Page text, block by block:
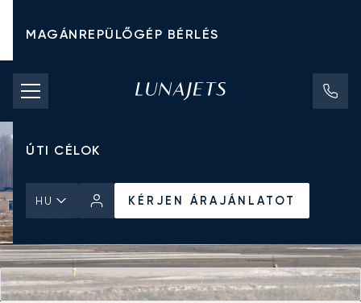
MAGÁNREPÜLŐGÉP BÉRLÉS
CHARTER ÁRAK
MAGÁNREPÜLŐGÉPEK
ÚTI CÉLOK
HU KÉRJEN ÁRAJÁNLATOT